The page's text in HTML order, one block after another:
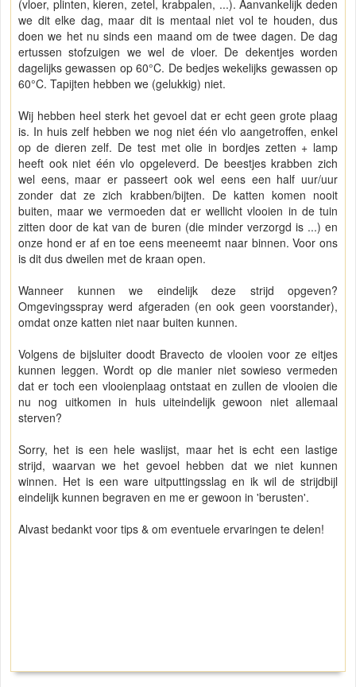
(vloer, plinten, kieren, zetel, krabpalen, ...). Aanvankelijk deden
we dit elke dag, maar dit is mentaal niet vol te houden, dus
doen we het nu sinds een maand om de twee dagen. De dag
ertussen stofzuigen we wel de vloer. De dekentjes worden
dagelijks gewassen op 60°C. De bedjes wekelijks gewassen op
60°C. Tapijten hebben we (gelukkig) niet.
Wij hebben heel sterk het gevoel dat er echt geen grote plaag
is. In huis zelf hebben we nog niet één vlo aangetroffen, enkel
op de dieren zelf. De test met olie in bordjes zetten + lamp
heeft ook niet één vlo opgeleverd. De beestjes krabben zich
wel eens, maar er passeert ook wel eens een half uur/uur
zonder dat ze zich krabben/bijten. De katten komen nooit
buiten, maar we vermoeden dat er wellicht vlooien in de tuin
zitten door de kat van de buren (die minder verzorgd is ...) en
onze hond er af en toe eens meeneemt naar binnen. Voor ons
is dit dus dweilen met de kraan open.
Wanneer kunnen we eindelijk deze strijd opgeven?
Omgevingsspray werd afgeraden (en ook geen voorstander),
omdat onze katten niet naar buiten kunnen.
Volgens de bijsluiter doodt Bravecto de vlooien voor ze eitjes
kunnen leggen. Wordt op die manier niet sowieso vermeden
dat er toch een vlooienplaag ontstaat en zullen de vlooien die
nu nog uitkomen in huis uiteindelijk gewoon niet allemaal
sterven?
Sorry, het is een hele waslijst, maar het is echt een lastige
strijd, waarvan we het gevoel hebben dat we niet kunnen
winnen. Het is een ware uitputtingsslag en ik wil de strijdbijl
eindelijk kunnen begraven en me er gewoon in 'berusten'.
Alvast bedankt voor tips & om eventuele ervaringen te delen!